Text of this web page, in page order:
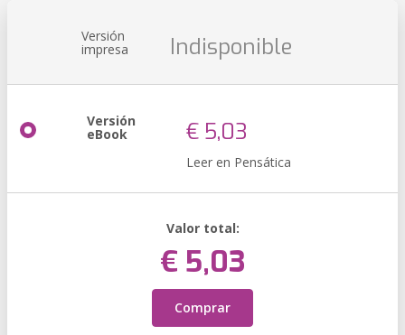
Versión
impresa Indisponible
Versión
eBook € 5,03
Leer en Pensática
Valor total:
€ 5,03
Comprar